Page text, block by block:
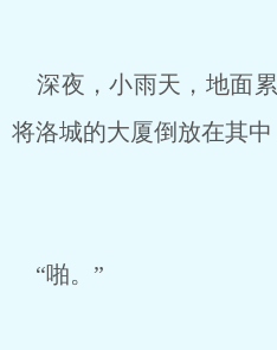
深夜，小雨天，地面
将洛城的大厦倒放在其中
“啪。”